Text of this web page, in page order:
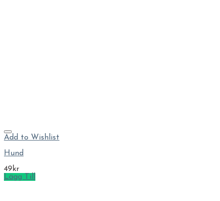
Add to Wishlist
Hund
49 kr
Lägg Till